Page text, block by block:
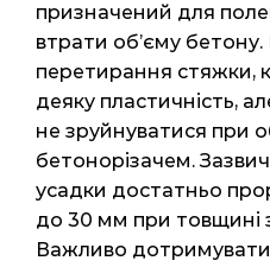
призначений для
втрати об’єму бетону.
перетирання стяжки,
деяку пластичність,
не зруйнуватися при
бетонорізачем.
усадки достатньо
до 30 мм при товщині
Важливо